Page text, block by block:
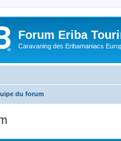
Forum Eriba
Caravaning des Eribamaniacs
du forum